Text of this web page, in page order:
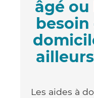
âgé
besoin
Les aides à